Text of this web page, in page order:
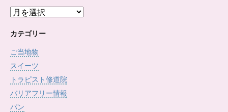
ア
カ
ブ
カテゴリー
ご当地物
スイーツ
トラピスト修道院
バリアフリー情報
パン